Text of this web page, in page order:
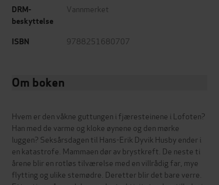
DRM-
beskyttelse
Vannmerket
ISBN 9788251680707
Om boken
Hvem er den våkne guttungen i fjæresteinene i Lofoten?
Han med de varme og kloke øynene og den mørke
luggen? Seksårsdagen til Hans-Erik Dyvik Husby ender i
en katastrofe. Mammaen dør av brystkreft. De neste ti
årene blir en rotløs tilværelse med en villrådig far, mye
flytting og ulike stemødre. Deretter blir det bare verre.